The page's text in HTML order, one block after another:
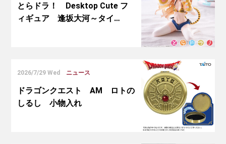
とらドラ！ Desktop Cute フ
ィギュア 逢坂大河～タイ…
2026/7/29 Wed ニュース
ドラゴンクエスト AM ロトの
しるし 小物入れ